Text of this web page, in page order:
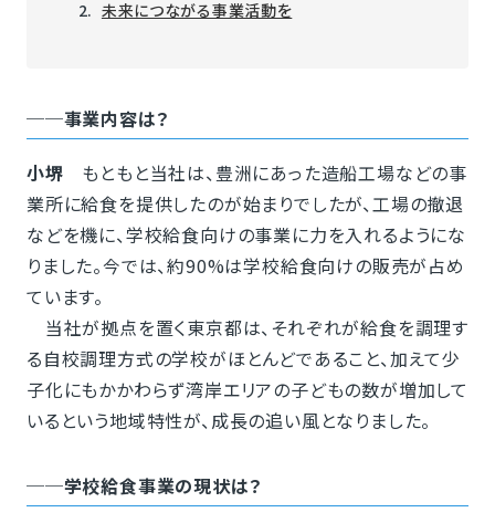
未来につながる事業活動を
──事業内容は？
小堺 もともと当社は、豊洲にあった造船工場などの事
業所に給食を提供したのが始まりでしたが、工場の撤退
などを機に、学校給食向けの事業に力を入れるようにな
りました。今では、約90%は学校給食向けの販売が占め
ています。
当社が拠点を置く東京都は、それぞれが給食を調理す
る自校調理方式の学校がほとんどであること、加えて少
子化にもかかわらず湾岸エリアの子どもの数が増加して
いるという地域特性が、成長の追い風となりました。
──学校給食事業の現状は？